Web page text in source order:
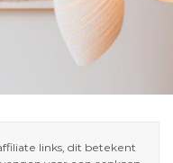
links, dit betekent